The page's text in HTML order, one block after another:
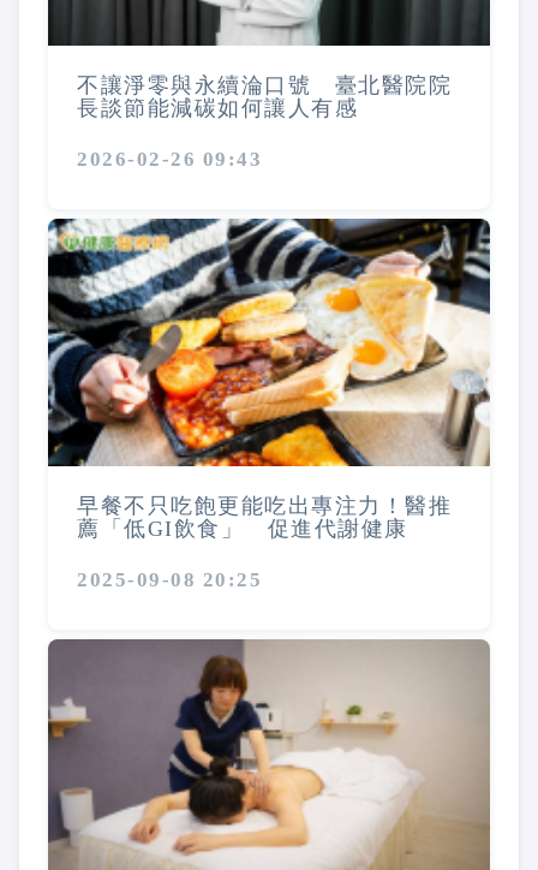
不讓淨零與永續淪口號 臺北醫院院
長談節能減碳如何讓人有感
2026-02-26 09:43
早餐不只吃飽更能吃出專注力！醫推
薦「低GI飲食」 促進代謝健康
2025-09-08 20:25